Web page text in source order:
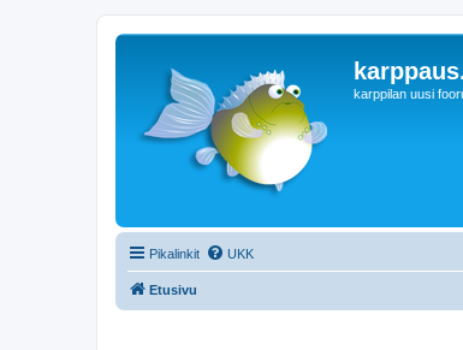
karppilan uusi
Pikalinkit UKK
Etusivu